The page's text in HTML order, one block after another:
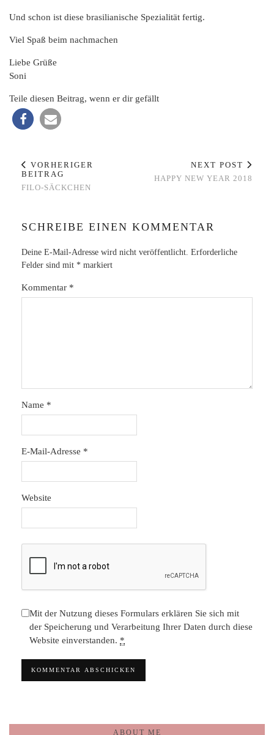
Und schon ist diese brasilianische Spezialität fertig.
Viel Spaß beim nachmachen
Liebe Grüße
Soni
Teile diesen Beitrag, wenn er dir gefällt
VORHERIGER
BEITRAG
FILO-SÄCKCHEN
NEXT POST
HAPPY NEW YEAR 2018
SCHREIBE EINEN KOMMENTAR
Deine E-Mail-Adresse wird nicht veröffentlicht. Erforderliche
Felder sind mit * markiert
Kommentar *
Name *
E-Mail-Adresse *
Website
Mit der Nutzung dieses Formulars erklären Sie sich mit
der Speicherung und Verarbeitung Ihrer Daten durch diese
Website einverstanden. *
ABOUT ME